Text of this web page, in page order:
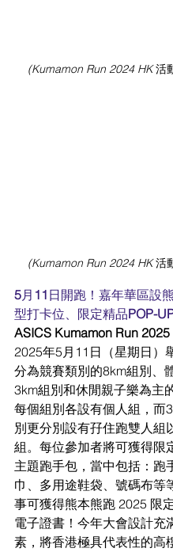
(Kumamon Run 2024 HK 活
(Kumamon Run 2024 HK 活
5月 11 日開跑！嘉年華區設
型打卡位、限定精品POP-
ASICS Kumamon Run
2025年5月11日（星期日）
分為競賽類別的8km組別、
3km組別和休閒親子樂為主
每個組別各設有個人組，而
別更分別設有孖住跑雙人組
組。每位參加者將可獲得限
主題跑手包，當中包括：跑
巾、多用途鞋袋、號碼布等
事可獲得熊本熊跑 2025 限
電子證書！今年大會設計充
素，將香港極具代表性的高